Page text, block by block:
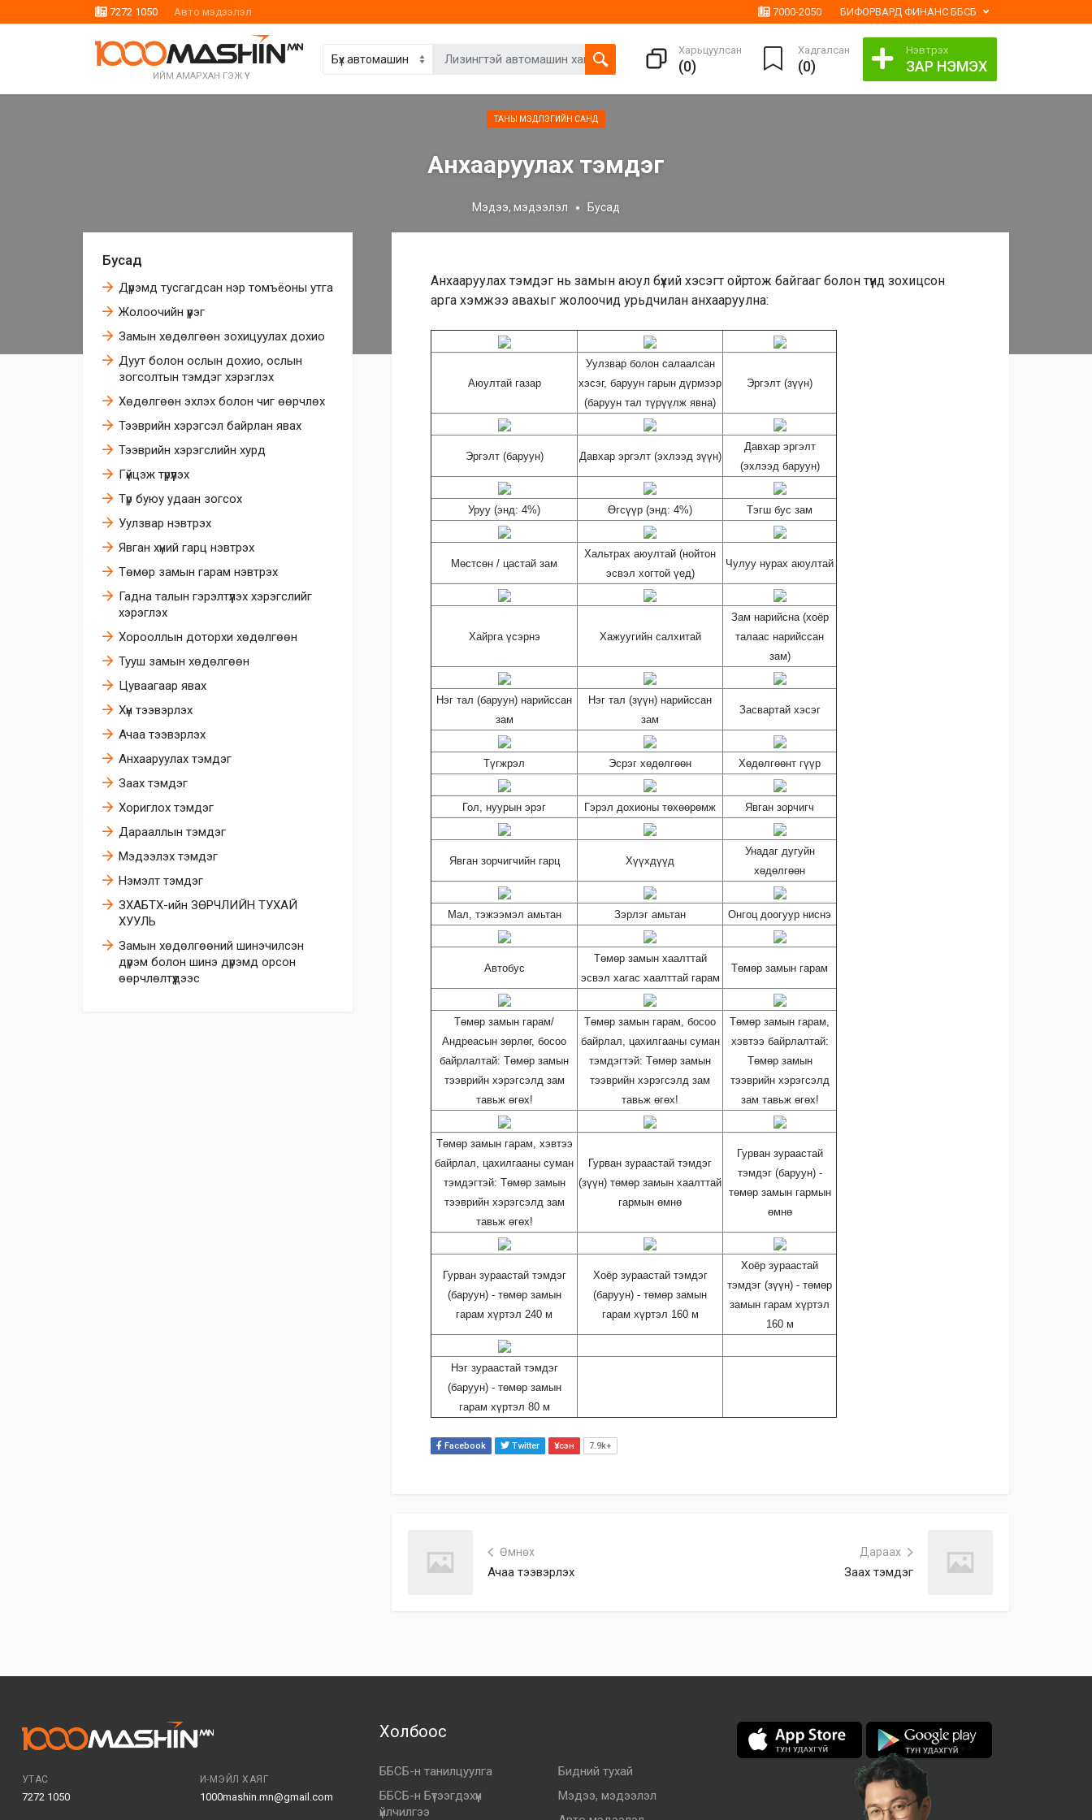
7272 1050 Авто мэдээлэл 7000-2050 БИФОРВАРД ФИНАНС ББСБ
ИЙМ АМАРХАН ГЭЖ ҮҮ
Харьцуулсан
(0)
Хадгалсан
(0)
Нэвтрэх
ЗАР НЭМЭХ
ТАНЫ МЭДЛЭГИЙН САНД
Анхааруулах тэмдэг
Мэдээ, мэдээлэл Бусад
Бусад
Дүрэмд тусгагдсан нэр томъёоны утга
Жолоочийн үүрэг
Замын хөдөлгөөн зохицуулах дохио
Дуут болон ослын дохио, ослын
зогсолтын тэмдэг хэрэглэх
Хөдөлгөөн эхлэх болон чиг өөрчлөх
Тээврийн хэрэгсэл байрлан явах
Тээврийн хэрэгслийн хурд
Гүйцэж түрүүлэх
Түр буюу удаан зогсох
Уулзвар нэвтрэх
Явган хүний гарц нэвтрэх
Төмөр замын гарам нэвтрэх
Гадна талын гэрэлтүүлэх хэрэгслийг
хэрэглэх
Хорооллын доторхи хөдөлгөөн
Тууш замын хөдөлгөөн
Цуваагаар явах
Хүн тээвэрлэх
Ачаа тээвэрлэх
Анхааруулах тэмдэг
Заах тэмдэг
Хориглох тэмдэг
Дарааллын тэмдэг
Мэдээлэх тэмдэг
Нэмэлт тэмдэг
ЗХАБТХ-ийн ЗӨРЧЛИЙН ТУХАЙ
ХУУЛЬ
Замын хөдөлгөөний шинэчилсэн
дүрэм болон шинэ дүрэмд орсон
өөрчлөлтүүдээс
Анхааруулах тэмдэг нь замын аюул бүхий хэсэгт ойртож байгааг болон түүнд зохицсон
арга хэмжээ авахыг жолоочид урьдчилан анхааруулна:​
Аюултай газар
Уулзвар болон салаалсан
хэсэг, баруун гарын дүрмээр
(баруун тал түрүүлж явна)
Эргэлт (зүүн)
Эргэлт (баруун) Давхар эргэлт (эхлээд зүүн)
Давхар эргэлт
(эхлээд баруун)
Уруу (энд: 4%) Өгсүүр (энд: 4%) Тэгш бус зам
Мөстсөн / цастай зам
Хальтрах аюултай (нойтон
эсвэл хогтой үед)
Чулуу нурах аюултай
Хайрга үсэрнэ Xажуугийн салхитай
Зам нарийсна (хоёр
талаас нарийссан
зам)
Нэг тал (баруун) нарийссан
зам
Нэг тал (зүүн) нарийссан
зам
Засвартай хэсэг
Түгжрэл Эсрэг хөдөлгөөн Хөдөлгөөнт гүүр
Гол, нуурын эрэг Гэрэл дохионы төхөөрөмж Явган зорчигч
Явган зорчигчийн гарц Хүүхдүүд
Унадаг дугуйн
хөдөлгөөн
Мал, тэжээмэл амьтан Зэрлэг амьтан Онгоц доогуур ниснэ
Автобус
Төмөр замын хаалттай
эсвэл хагас хаалттай гарам
Төмөр замын гарам
Төмөр замын гарам/
Андреасын зөрлөг, босоо
байрлалтай: Төмөр замын
тээврийн хэрэгсэлд зам
тавьж өгөх!
Төмөр замын гарам, босоо
байрлал, цахилгааны суман
тэмдэгтэй: Төмөр замын
тээврийн хэрэгсэлд зам
тавьж өгөх!
Төмөр замын гарам,
хэвтээ байрлалтай:
Төмөр замын
тээврийн хэрэгсэлд
зам тавьж өгөх!
Төмөр замын гарам, хэвтээ
байрлал, цахилгааны суман
тэмдэгтэй: Төмөр замын
тээврийн хэрэгсэлд зам
тавьж өгөх!
Гурван зураастай тэмдэг
(зүүн) төмөр замын хаалттай
гармын өмнө
Гурван зураастай
тэмдэг (баруун) -
төмөр замын гармын
өмнө
Гурван зураастай тэмдэг
(баруун) - төмөр замын
гарам хүртэл 240 м
Хоёр зураастай тэмдэг
(баруун) - төмөр замын
гарам хүртэл 160 м
Хоёр зураастай
тэмдэг (зүүн) - төмөр
замын гарам хүртэл
160 м
Нэг зураастай тэмдэг
(баруун) - төмөр замын
гарам хүртэл 80 м
Facebook Twitter Үзсэн 7.9k+
Өмнөх
Ачаа тээвэрлэх
Дараах
Заах тэмдэг
УТАС
7272 1050
И-МЭЙЛ ХАЯГ
1000mashin.mn@gmail.com
Холбоос
ББСБ-н танилцуулга
ББСБ-н Бүтээгдэхүүн
үйлчилгээ
Бидний тухай
Мэдээ, мэдээлэл